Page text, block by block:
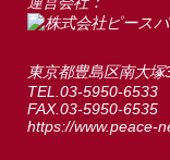
東京都豊島区南大
TEL.03-5950-6533
FAX.03-5950-6535
https://www.peace-